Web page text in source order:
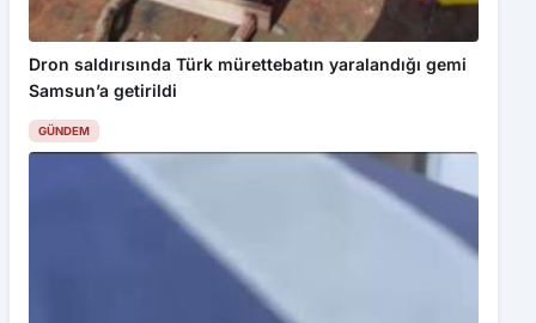
Dron saldırısında Türk mürettebatın yaralandığı gemi
Samsun’a getirildi
GÜNDEM